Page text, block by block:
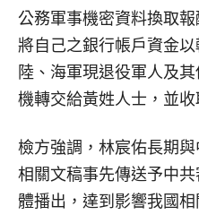
公務軍事機密資料換取
將自己之銀行帳戶資金
陸、海軍現退役軍人及
機轉交給黃姓人士，並收
檢方強調，林宸佑長期
相關文稿事先傳送予中
體播出，達到影響我國